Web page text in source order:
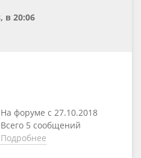
в 20:06
На форуме с 27.10.2018
Всего 5 сообщений
Подробнее